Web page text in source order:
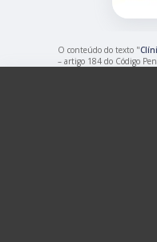
O conteúdo do texto "
– artigo 184 do Código